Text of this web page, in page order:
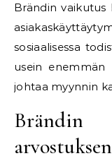
Brändin vaikutus
sosiaalisessa
usein
johtaa myynnin